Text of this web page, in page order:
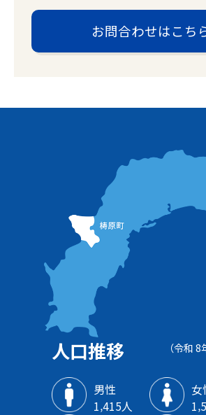
お問合わせはこち
人口推移 （令和
男性
1‚415人
女